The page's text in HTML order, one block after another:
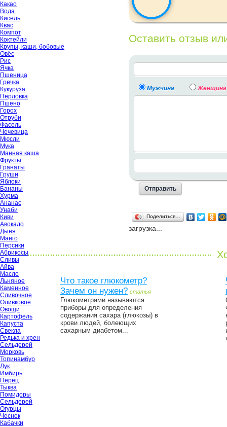
Какао
Вода
Кисель
Квас
Компот
Коктейли
Крупы, каши, бобовые
Овёс
Рис
Ячка
Пшеница
Гречка
Кукуруза
Перловка
Пшено
Горох
Отруби
Фасоль
Чечевица
Мюсли
Мука
Манная каша
Фрукты
Гранаты
Груши
Яблоки
Бананы
Хурма
Ананас
Унаби
Киви
Авокадо
Дыня
Манго
Персики
Абрикосы
Сливы
Айва
Масло
Льняное
Каменное
Сливочное
Оливковое
Овощи
Картофель
Капуста
Свекла
Редька и хрен
Сельдерей
Морковь
Топинамбур
Лук
Имбирь
Перец
Тыква
Помидоры
Сельдерей
Огурцы
Чеснок
Кабачки
Оставить отзыв
Мужчина Женщина
Поделиться…
загрузка...
Что такое глюкометр?
Зачем он нужен? статья
Глюкометрами называются
приборы для определения
содержания сахара (глюкозы) в
крови людей, болеющих
сахарным диабетом...